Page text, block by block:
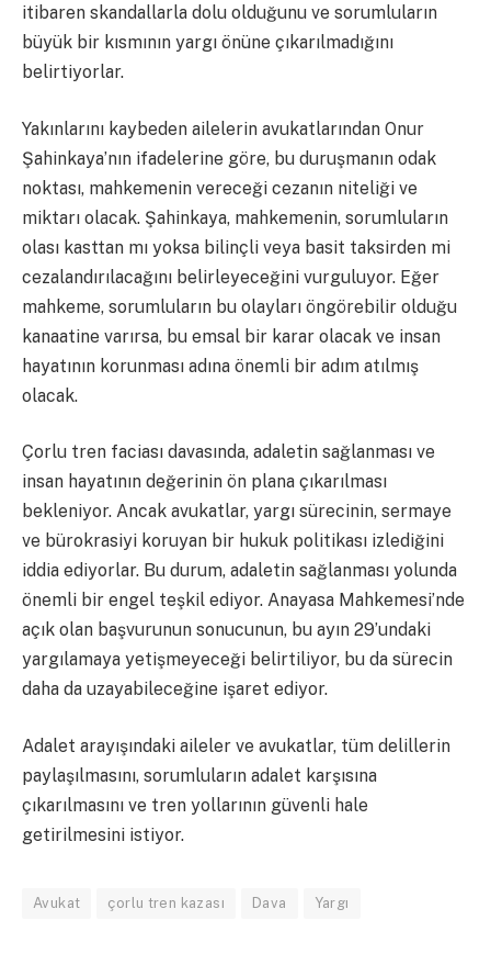
itibaren skandallarla dolu olduğunu ve sorumluların
büyük bir kısmının yargı önüne çıkarılmadığını
belirtiyorlar.
Yakınlarını kaybeden ailelerin avukatlarından Onur
Şahinkaya’nın ifadelerine göre, bu duruşmanın odak
noktası, mahkemenin vereceği cezanın niteliği ve
miktarı olacak. Şahinkaya, mahkemenin, sorumluların
olası kasttan mı yoksa bilinçli veya basit taksirden mi
cezalandırılacağını belirleyeceğini vurguluyor. Eğer
mahkeme, sorumluların bu olayları öngörebilir olduğu
kanaatine varırsa, bu emsal bir karar olacak ve insan
hayatının korunması adına önemli bir adım atılmış
olacak.
Çorlu tren faciası davasında, adaletin sağlanması ve
insan hayatının değerinin ön plana çıkarılması
bekleniyor. Ancak avukatlar, yargı sürecinin, sermaye
ve bürokrasiyi koruyan bir hukuk politikası izlediğini
iddia ediyorlar. Bu durum, adaletin sağlanması yolunda
önemli bir engel teşkil ediyor. Anayasa Mahkemesi’nde
açık olan başvurunun sonucunun, bu ayın 29’undaki
yargılamaya yetişmeyeceği belirtiliyor, bu da sürecin
daha da uzayabileceğine işaret ediyor.
Adalet arayışındaki aileler ve avukatlar, tüm delillerin
paylaşılmasını, sorumluların adalet karşısına
çıkarılmasını ve tren yollarının güvenli hale
getirilmesini istiyor.
Avukat çorlu tren kazası Dava Yargı